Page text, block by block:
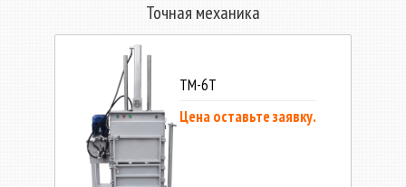
Точная механика
ТМ-6Т
Цена оставьте заявку.